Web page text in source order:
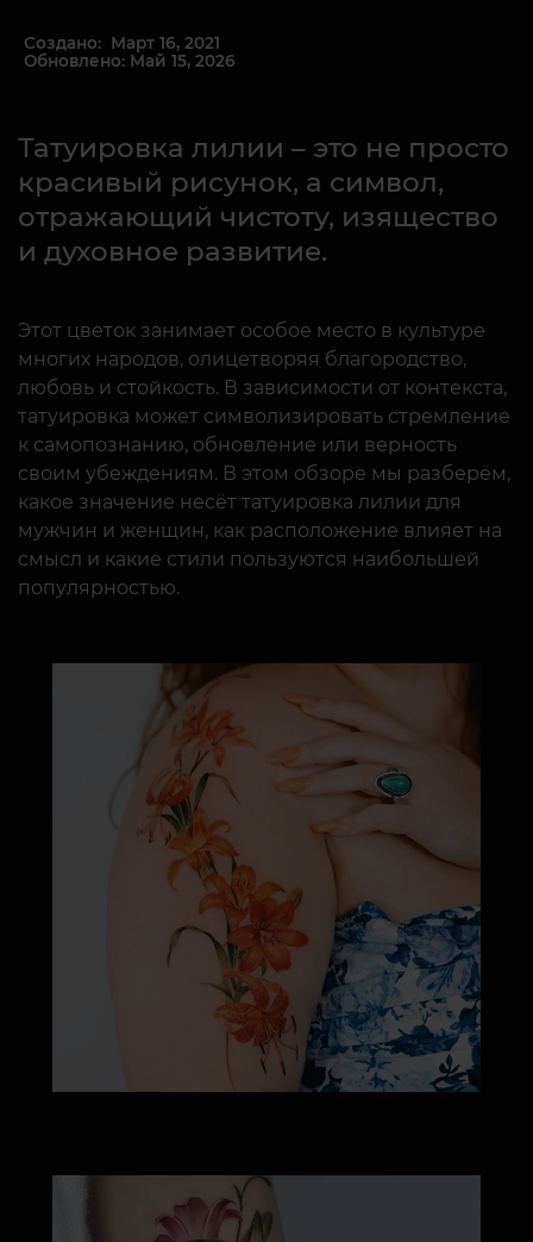
Создано: Март 16, 2021
Обновлено: Май 15, 2026
Татуировка лилии – это не просто
красивый рисунок, а символ,
отражающий чистоту, изящество
и духовное развитие.
Этот цветок занимает особое место в культуре
многих народов, олицетворяя благородство,
любовь и стойкость. В зависимости от контекста,
татуировка может символизировать стремление
к самопознанию, обновление или верность
своим убеждениям. В этом обзоре мы разберём,
какое значение несёт татуировка лилии для
мужчин и женщин, как расположение влияет на
смысл и какие стили пользуются наибольшей
популярностью.